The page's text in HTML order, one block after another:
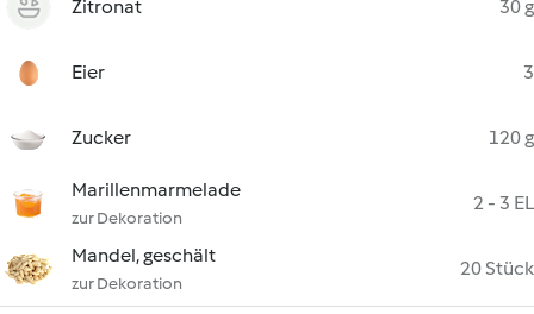
Zitronat 30 g
Eier 3
Zucker 120 g
Marillenmarmelade
zur Dekoration
2 - 3 EL
Mandel, geschält
zur Dekoration
20 Stück